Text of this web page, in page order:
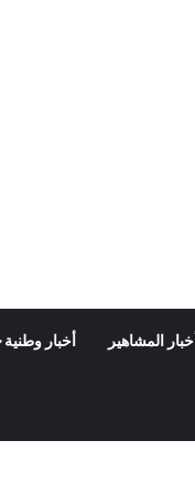
أخبار المشاهير أخبار وطنية